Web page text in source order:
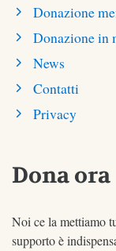
Donazione
Donazione in
News
Contatti
Privacy
Dona ora
Noi ce la mettiamo
supporto è